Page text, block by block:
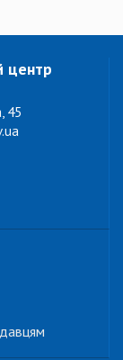
центр
45